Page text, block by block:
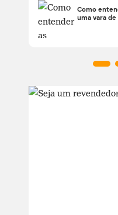
Como
uma vara de